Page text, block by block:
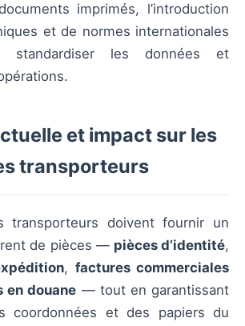
imprimés, l’introduction
et de normes internationales
les données et
et impact sur les
transporteurs
transporteurs doivent fournir un
de pièces — pièces d’identité,
, factures commerciales
en douane — tout en garantissant
coordonnées et des papiers du